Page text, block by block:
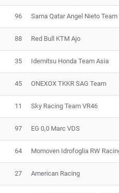
96 Sama Qatar Angel Nieto Team
88 Red Bull KTM Ajo
35 Idemitsu Honda Team Asia
45 ONEXOX TKKR SAG Team
11 Sky Racing Team VR46
97 EG 0,0 Marc VDS
64 Momoven Idrofoglia RW
27 American Racing